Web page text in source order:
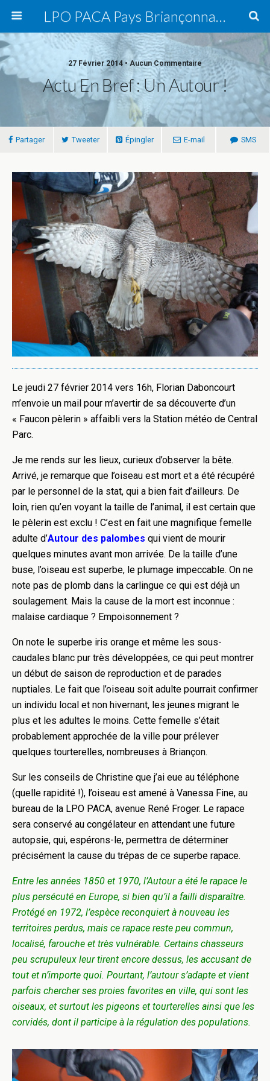
LPO PACA Pays Briançonnais, groupe local
27 Février 2014 • Aucun Commentaire
Actu En Bref : Un Autour !
Partager Tweeter Épingler E-mail SMS
Le jeudi 27 février 2014 vers 16h, Florian Daboncourt
m’envoie un mail pour m’avertir de sa découverte d’un
« Faucon pèlerin » affaibli vers la Station météo de Central
Parc.
Je me rends sur les lieux, curieux d’observer la bête.
Arrivé, je remarque que l’oiseau est mort et a été récupéré
par le personnel de la stat, qui a bien fait d’ailleurs. De
loin, rien qu’en voyant la taille de l’animal, il est certain que
le pèlerin est exclu ! C’est en fait une magnifique femelle
adulte d’Autour des palombes qui vient de mourir
quelques minutes avant mon arrivée. De la taille d’une
buse, l’oiseau est superbe, le plumage impeccable. On ne
note pas de plomb dans la carlingue ce qui est déjà un
soulagement. Mais la cause de la mort est inconnue :
malaise cardiaque ? Empoisonnement ?
On note le superbe iris orange et même les sous-
caudales blanc pur très développées, ce qui peut montrer
un début de saison de reproduction et de parades
nuptiales. Le fait que l’oiseau soit adulte pourrait confirmer
un individu local et non hivernant, les jeunes migrant le
plus et les adultes le moins. Cette femelle s’était
probablement approchée de la ville pour prélever
quelques tourterelles, nombreuses à Briançon.
Sur les conseils de Christine que j’ai eue au téléphone
(quelle rapidité !), l’oiseau est amené à Vanessa Fine, au
bureau de la LPO PACA, avenue René Froger. Le rapace
sera conservé au congélateur en attendant une future
autopsie, qui, espérons-le, permettra de déterminer
précisément la cause du trépas de ce superbe rapace.
Entre les années 1850 et 1970, l’Autour a été le rapace le
plus persécuté en Europe, si bien qu’il a failli disparaître.
Protégé en 1972, l’espèce reconquiert à nouveau les
territoires perdus, mais ce rapace reste peu commun,
localisé, farouche et très vulnérable. Certains chasseurs
peu scrupuleux leur tirent encore dessus, les accusant de
tout et n’importe quoi. Pourtant, l’autour s’adapte et vient
parfois chercher ses proies favorites en ville, qui sont les
oiseaux, et surtout les pigeons et tourterelles ainsi que les
corvidés, dont il participe à la régulation des populations.